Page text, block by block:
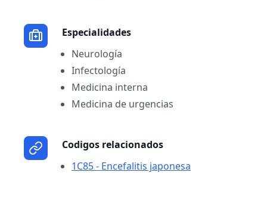
Especialidades
Neurología
Infectología
Medicina interna
Medicina de urgencias
Codigos relacionados
1C85 - Encefalitis japonesa